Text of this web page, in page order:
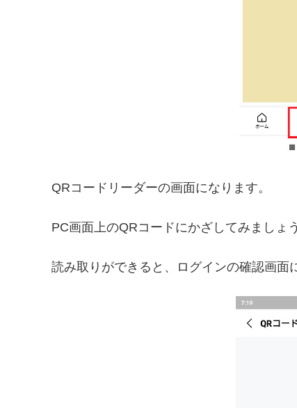
QRコードリーダーの画面になります。
PC画面上のQRコードにかざしてみましょう
読み取りができると、ログインの確認画面